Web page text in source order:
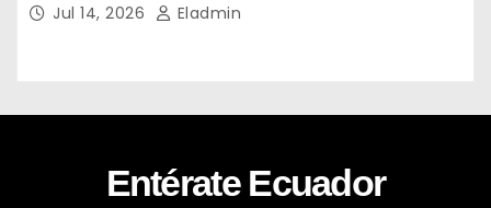
Jul 14, 2026 Eladmin
Entérate Ecuador